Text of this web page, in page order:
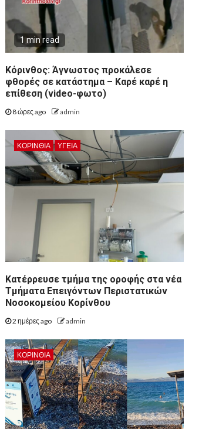
1 min read
Κόρινθος: Άγνωστος προκάλεσε
φθορές σε κατάστημα – Καρέ καρέ η
επίθεση (video-φωτο)
8 ώρες ago admin
ΚΟΡΙΝΘΊΑ ΥΓΕΙΑ
Kατέρρευσε τμήμα της οροφής στα νέα
Τμήματα Επειγόντων Περιστατικών
Νοσοκομείου Κορίνθου
2 ημέρες ago admin
ΚΟΡΙΝΘΊΑ